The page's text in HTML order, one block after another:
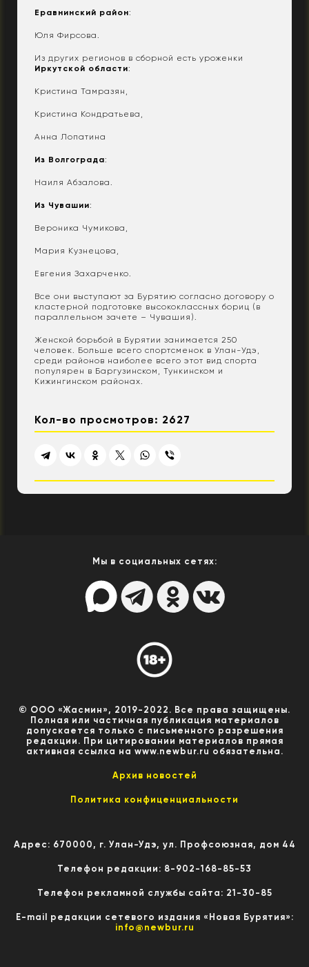
Еравнинский район:
Юля Фирсова.
Из других регионов в сборной есть уроженки
Иркутской области:
Кристина Тамразян,
Кристина Кондратьева,
Анна Лопатина
Из Волгограда:
Наиля Абзалова.
Из Чувашии:
Вероника Чумикова,
Мария Кузнецова,
Евгения Захарченко.
Все они выступают за Бурятию согласно договору о
кластерной подготовке высококлассных бориц (в
параллельном зачете – Чувашия).
Женской борьбой в Бурятии занимается 250
человек. Больше всего спортсменок в Улан-Удэ,
среди районов наиболее всего этот вид спорта
популярен в Баргузинском, Тункинском и
Кижингинском районах.
Кол-во просмотров: 2627
Мы в социальных сетях:
© ООО «Жасмин», 2019-2022. Все права защищены.
Полная или частичная публикация материалов
допускается только с письменного разрешения
редакции. При цитировании материалов прямая
активная ссылка на www.newbur.ru обязательна.
Архив новостей
Политика конфиценциальности
Адрес: 670000, г. Улан-Удэ, ул. Профсоюзная, дом 44
Телефон редакции: 8-902-168-85-53
Телефон рекламной службы сайта: 21-30-85
E-mail редакции сетевого издания «Новая Бурятия»:
info@newbur.ru